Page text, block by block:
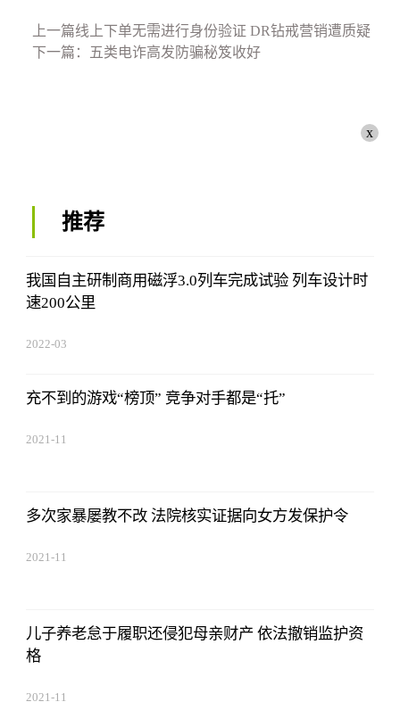
上一篇线上下单无需进行身份验证 DR钻戒营销遭质疑
下一篇：五类电诈高发防骗秘笈收好
x
推荐
我国自主研制商用磁浮3.0列车完成试验 列车设计时
速200公里
2022-03
充不到的游戏“榜顶” 竞争对手都是“托”
2021-11
多次家暴屡教不改 法院核实证据向女方发保护令
2021-11
儿子养老怠于履职还侵犯母亲财产 依法撤销监护资
格
2021-11